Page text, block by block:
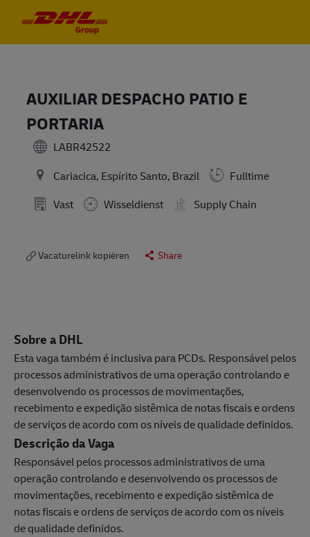
AUXILIAR DESPACHO PATIO E
PORTARIA
LABR42522
Cariacica, Espírito Santo, Brazil
Fulltime
Vast
Wisseldienst Supply Chain
Vacaturelink kopiëren Share
Sobre a DHL
Esta vaga também é inclusiva para PCDs. Responsável pelos
processos administrativos de uma operação controlando e
desenvolvendo os processos de movimentações,
recebimento e expedição sistêmica de notas fiscais e ordens
de serviços de acordo com os níveis de qualidade definidos.
Descrição da Vaga
Responsável pelos processos administrativos de uma
operação controlando e desenvolvendo os processos de
movimentações, recebimento e expedição sistêmica de
notas fiscais e ordens de serviços de acordo com os níveis
de qualidade definidos.